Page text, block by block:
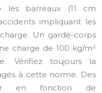
les barreaux (11 cm
impliquant les
Un garde-corps
charge de 100 kg/m²
Vérifiez toujours la
à cette norme. Des
en fonction de